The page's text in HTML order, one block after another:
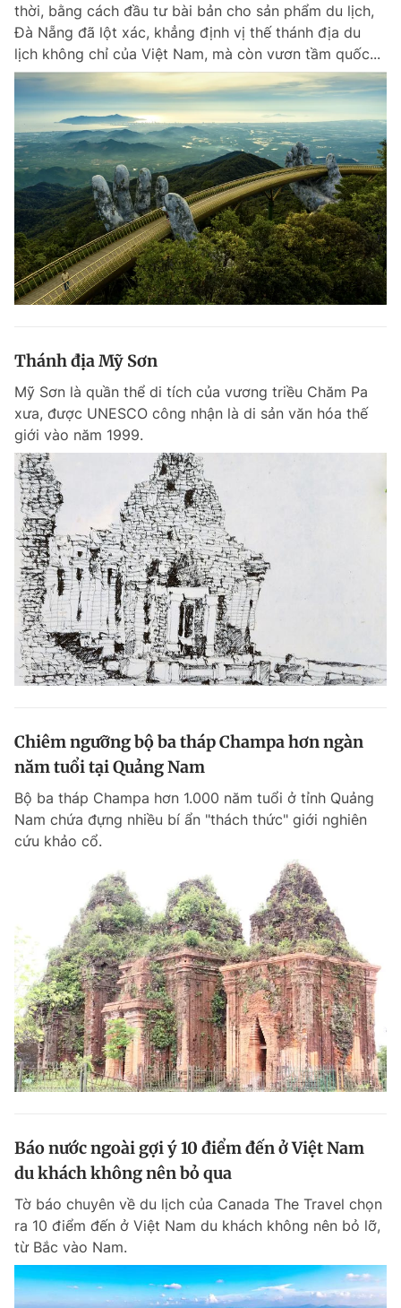
thời, bằng cách đầu tư bài bản cho sản phẩm du lịch,
Đà Nẵng đã lột xác, khẳng định vị thế thánh địa du
lịch không chỉ của Việt Nam, mà còn vươn tầm quốc...
Thánh địa Mỹ Sơn
Mỹ Sơn là quần thể di tích của vương triều Chăm Pa
xưa, được UNESCO công nhận là di sản văn hóa thế
giới vào năm 1999.
Chiêm ngưỡng bộ ba tháp Champa hơn ngàn
năm tuổi tại Quảng Nam
Bộ ba tháp Champa hơn 1.000 năm tuổi ở tỉnh Quảng
Nam chứa đựng nhiều bí ẩn "thách thức" giới nghiên
cứu khảo cổ.
Báo nước ngoài gợi ý 10 điểm đến ở Việt Nam
du khách không nên bỏ qua
Tờ báo chuyên về du lịch của Canada The Travel chọn
ra 10 điểm đến ở Việt Nam du khách không nên bỏ lỡ,
từ Bắc vào Nam.